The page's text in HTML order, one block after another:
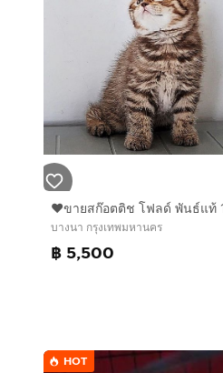
บางนา กรุงเทพมหานคร
฿ 5,500
HOT